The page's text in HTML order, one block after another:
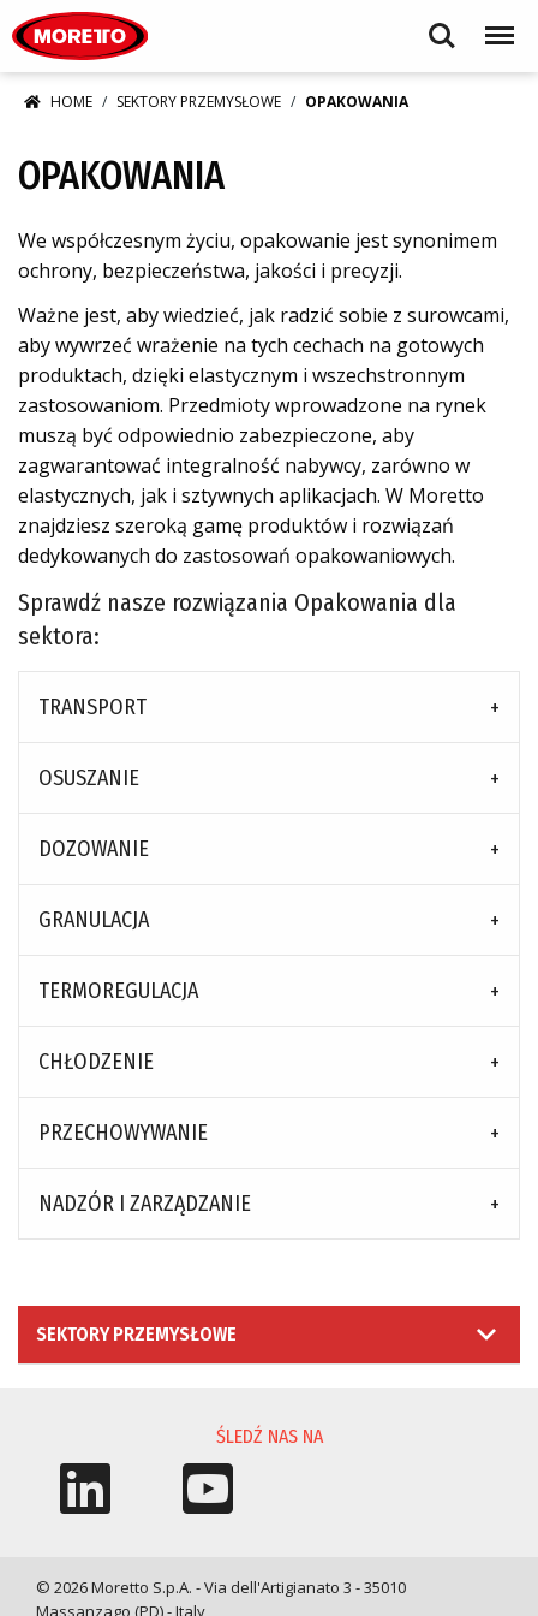
Search Menu
HOME SEKTORY PRZEMYSŁOWE OPAKOWANIA
OPAKOWANIA
We współczesnym życiu, opakowanie jest synonimem
ochrony, bezpieczeństwa, jakości i precyzji.
Ważne jest, aby wiedzieć, jak radzić sobie z surowcami,
aby wywrzeć wrażenie na tych cechach na gotowych
produktach, dzięki elastycznym i wszechstronnym
zastosowaniom. Przedmioty wprowadzone na rynek
muszą być odpowiednio zabezpieczone, aby
zagwarantować integralność nabywcy, zarówno w
elastycznych, jak i sztywnych aplikacjach. W Moretto
znajdziesz szeroką gamę produktów i rozwiązań
dedykowanych do zastosowań opakowaniowych.
Sprawdź nasze rozwiązania Opakowania dla
sektora:
TRANSPORT
OSUSZANIE
DOZOWANIE
GRANULACJA
TERMOREGULACJA
CHŁODZENIE
PRZECHOWYWANIE
NADZÓR I ZARZĄDZANIE
SEKTORY PRZEMYSŁOWE
ŚLEDŹ NAS NA
© 2026 Moretto S.p.A. - Via dell'Artigianato 3 - 35010
Massanzago (PD) - Italy